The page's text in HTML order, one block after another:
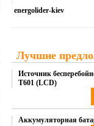
energolider-kiev
Лучшие
Источник
T601 (LCD)
Купить
Аккумуляторная